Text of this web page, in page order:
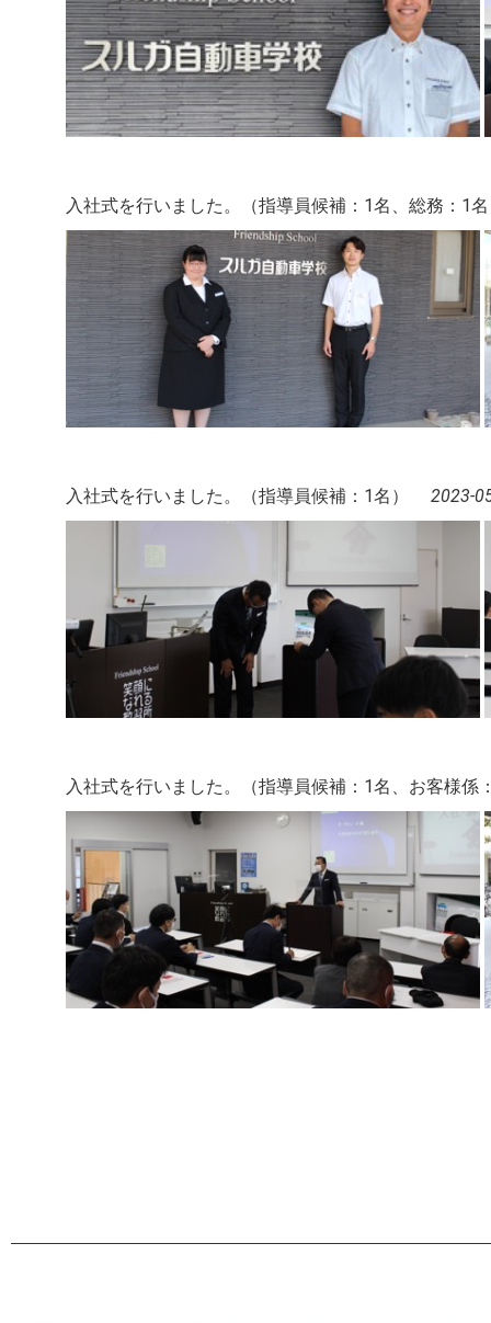
入社式を行いました。（指導員候補：1名、総務：1
入社式を行いました。（指導員候補：1名） 2023-
入社式を行いました。（指導員候補：1名、お客様係